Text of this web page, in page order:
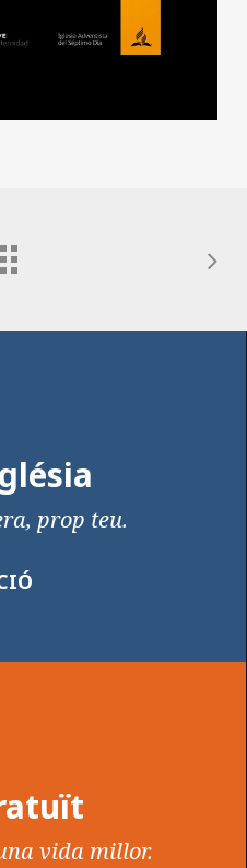
prop teu.
vida millor.